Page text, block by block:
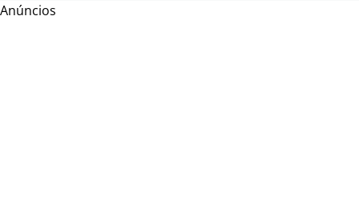
Anúncios